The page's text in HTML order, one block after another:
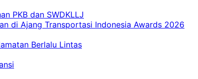
PKB dan SWDKLLJ
di Ajang Transportasi Indonesia Awards 2026
Berlalu Lintas